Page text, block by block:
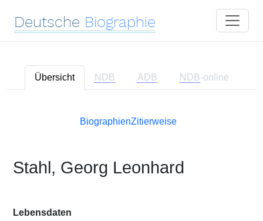
Deutsche Biographie
Übersicht NDB ADB NDB-online
BiographienZitierweise
Stahl, Georg Leonhard
Lebensdaten